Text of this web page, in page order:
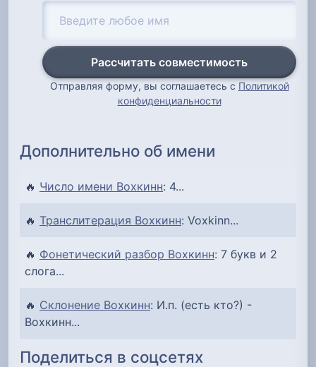
Рассчитать совместимость
Отправляя форму, вы соглашаетесь с Политикой
конфиденциальности
Дополнительно об имени
🔥 Число имени Вохкинн: 4...
🔥 Транслитерация Вохкинн: Voxkinn...
🔥 Фонетический разбор Вохкинн: 7 букв и 2
слога...
🔥 Склонение Вохкинн: И.п. (есть кто?) -
Вохкинн...
Поделиться в соцсетях